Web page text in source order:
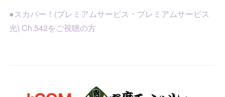
●スカパー！(プレミアムサービス・プレミアムサービス
光) Ch.542をご視聴の方